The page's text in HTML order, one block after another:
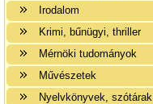
Irodalom
Krimi, bűnügyi, thriller
Mérnöki tudományok
Művészetek
Nyelvkönyvek, szótárak